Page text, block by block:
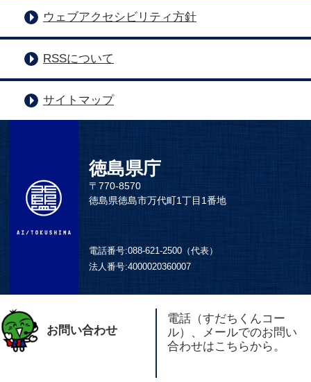
ウェブアクセシビリティ方針
RSSについて
サイトマップ
徳島県庁
〒770-8570
徳島県徳島市万代町1丁目1番地
電話番号:088-621-2500（代表）
法人番号:4000020360007
お問い合わせ
電話（すだちくんコー
ル）、メールでのお問い
合わせはこちらから。